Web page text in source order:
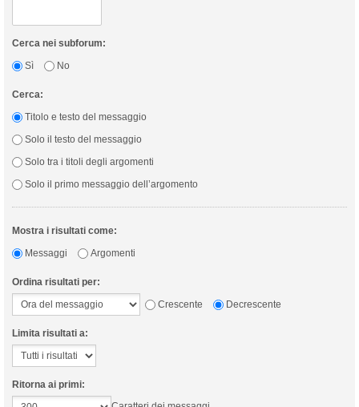
Cerca nei subforum:
Sì
No
Cerca:
Titolo e testo del messaggio
Solo il testo del messaggio
Solo tra i titoli degli argomenti
Solo il primo messaggio dell’argomento
Mostra i risultati come:
Messaggi
Argomenti
Ordina risultati per:
Crescente
Decrescente
Limita risultati a:
Ritorna ai primi: